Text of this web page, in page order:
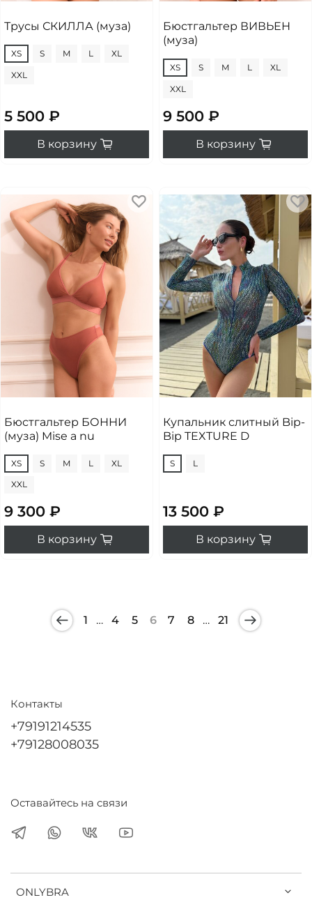
Трусы СКИЛЛА (муза)
XS S M L XL
XXL
5 500 ₽
В корзину
Бюстгальтер ВИВЬЕН
(муза)
XS S M L XL
XXL
9 500 ₽
В корзину
Бюстгальтер БОННИ
(муза) Mise a nu
XS S M L XL
XXL
9 300 ₽
В корзину
Купальник слитный Bip-
Bip TEXTURE D
S L
13 500 ₽
В корзину
1 … 4 5 6 7 8 … 21
ONLYBRA
Контакты
+79191214535
+79128008035
Оставайтесь на связи